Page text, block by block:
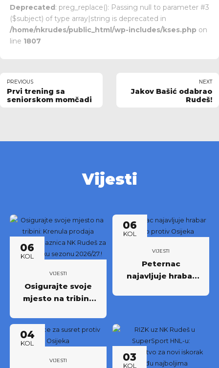
Deprecated: preg_replace(): Passing null to parameter #3
($subject) of type array|string is deprecated in
/home/nkrudes/public_html/wp-includes/kses.php on
line 1807
PREVIOUS
Prvi trening sa
seniorskom momčadi
NEXT
Jakov Bašić odabrao
Rudeš!
Vijesti
06
KOL
VIJESTI
Osigurajte svoje
mjesto na tribini:
godišnjih ulaznica
NK Rudeš za
prvoligašku
sezonu 2026/27.!
06
KOL
VIJESTI
Peternac
najavljuje hrabar
04
KOL
VIJESTI 03
KOL